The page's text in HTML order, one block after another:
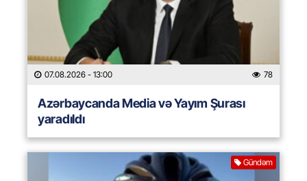
07.08.2026 - 13:00 78
Azərbaycanda Media və Yayım Şurası
yaradıldı
Gündəm